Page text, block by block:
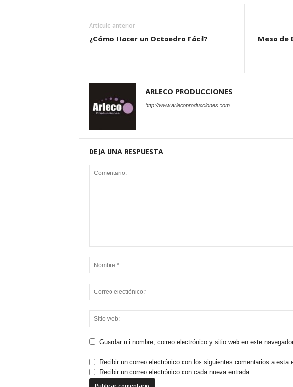
Artículo anterior
¿Cómo Hacer un Octaedro Fácil?
Mesa de
ARLECO PRODUCCIONES
http://www.arlecoproducciones.com
DEJA UNA RESPUESTA
Guardar mi nombre, correo electrónico y sitio web en este
Recibir un correo electrónico con los siguientes comentarios a esta
Recibir un correo electrónico con cada nueva entrada.